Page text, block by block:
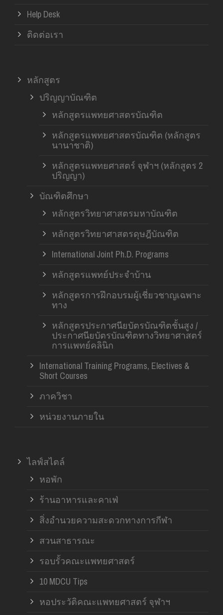
Help Desk
ติดต่อเรา
หลักสูตร
ปริญญาบัณฑิต
หลักสูตรแพทยศาสตรบัณฑิต
หลักสูตรแพทยศาสตรบัณฑิต (หลักสูตร
นานาชาติ)
หลักสูตรแพทยศาสตร์ จุฬาฯ (หลักสูตร 2
ปริญญา)
บัณฑิตศึกษา
หลักสูตรวิทยาศาสตรมหาบัณฑิต
หลักสูตรวิทยาศาสตรดุษฎีบัณฑิต
International Joint Ph.D. Programs
หลักสูตรแพทย์ประจำบ้าน
หลักสูตรการฝึกอบรมผู้เชี่ยวชาญเฉพาะ
ทาง
หลักสูตรประกาศนียบัตรบัณฑิตชั้นสูง /
ประกาศนียบัตรบัณฑิตทางวิทยาศาสตร์
การแพทย์คลินิก
International Training Programs, Electives &
Short Courses
ภาควิชา
หน่วยงานภายใน
ไลฟ์สไตล์
หอพัก
ร้านอาหารและคาเฟ่
สิ่งอำนวยความสะดวกทางการกีฬา
สวนสาธารณะ
รอบรั้วคณะแพทยศาสตร์
10 MDCU Tips
หอประวัติคณะแพทยศาสตร์ จุฬาฯ